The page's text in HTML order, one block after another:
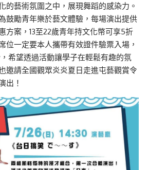
的藝術氛圍之中，展現舞蹈的感染力。
鼓勵青年樂於藝文體驗，每場演出提供
方案，13至22歲青年持文化幣可享5折
位一定要本人攜帶有效證件驗票入場，
希望透過活動讓學子在輕鬆有趣的氛
邀請全國觀眾炎炎夏日走進屯藝觀賞令
出！